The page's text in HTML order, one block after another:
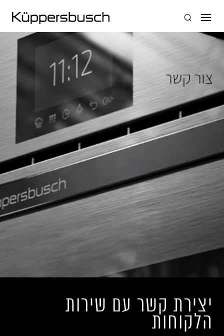
צור קשר
יצירת קשר עם שירות
הלקוחות